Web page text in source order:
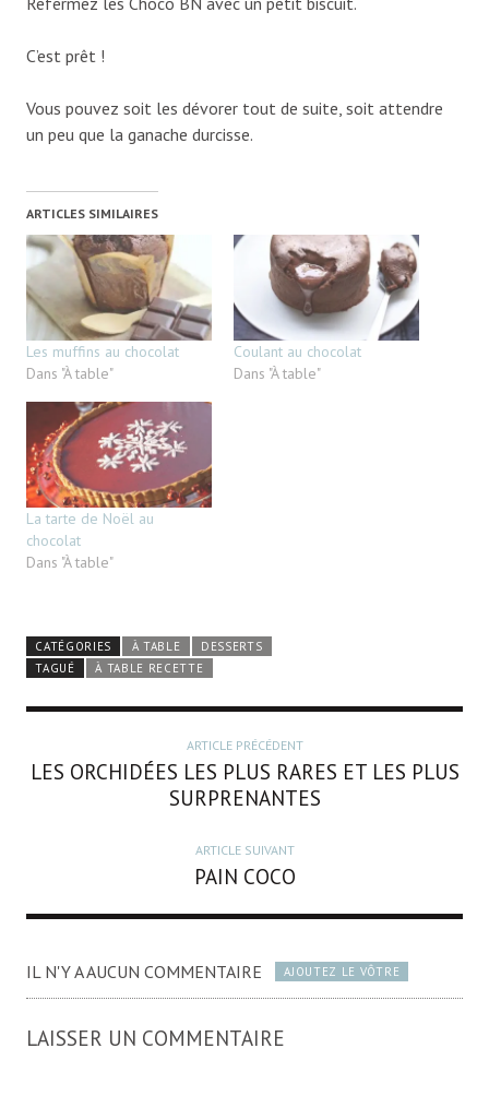
C’est prêt !
Vous pouvez soit les dévorer tout de suite, soit attendre
un peu que la ganache durcisse.
ARTICLES SIMILAIRES
Les muffins au chocolat
Dans "À table"
Coulant au chocolat
Dans "À table"
La tarte de Noël au
chocolat
Dans "À table"
CATÉGORIES À TABLE
DESSERTS
TAGUÉ
À TABLE RECETTE
ARTICLE PRÉCÉDENT
LES ORCHIDÉES LES PLUS RARES ET LES PLUS
SURPRENANTES
ARTICLE SUIVANT
PAIN COCO
IL N'Y A AUCUN COMMENTAIRE AJOUTEZ LE VÔTRE
LAISSER UN COMMENTAIRE